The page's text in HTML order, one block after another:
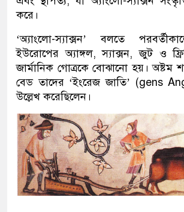
করে।
‘অ্যাংলো-স্যাক্সন’ বলতে
ইউরোপের অ্যাঙ্গল, স্যাক্সন, জুট ও
জার্মানিক গোত্রকে বোঝানো হয়। অষ্টম
বেড তাদের ‘ইংরেজ জাতি’ (gens
উল্লেখ করেছিলেন।